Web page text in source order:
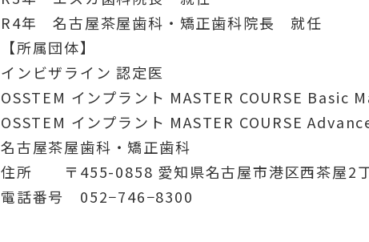
R4年 名古屋茶屋歯科・矯正歯科院長 就任
【所属団体】
インビザライン 認定医
OSSTEM インプラント MASTER COURSE Basic
OSSTEM インプラント MASTER COURSE
名古屋茶屋歯科・矯正歯科
住所 〒455-0858 愛知県名古屋市港区西茶屋2丁
電話番号 052−746−8300